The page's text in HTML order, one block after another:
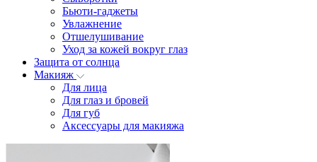
Бьюти-гаджеты
Увлажнение
Отшелушивание
Уход за кожей вокруг глаз
Защита от солнца
Макияж
Для лица
Для глаз и бровей
Для губ
Аксессуары для макияжа